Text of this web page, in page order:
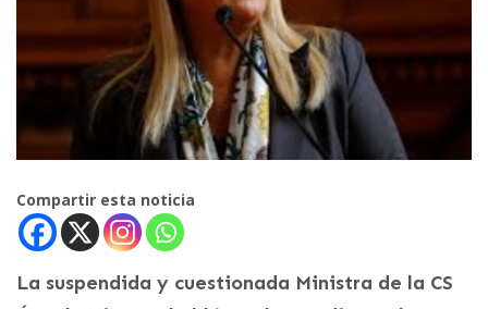
Compartir esta noticia
La suspendida y cuestionada Ministra de la CS